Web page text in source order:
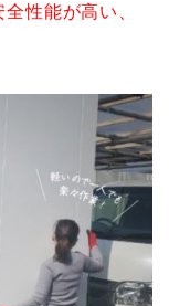
性能が高い、